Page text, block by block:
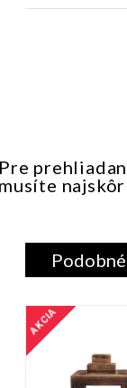
najskôr
AKCIA